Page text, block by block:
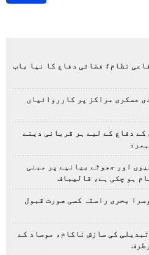
نظام؛ فضائی دفاع کا نیا باب
عسکری مراکز پر کارروائیاں
کے دفاع کے لیے ہر قربانی دینے
اور جھوٹے بیانیے پر مبنی
ہو چکی ہے، قالیباف
بحری راستہ کسی صورت قبول
کی سازش ناکام، موساد کے